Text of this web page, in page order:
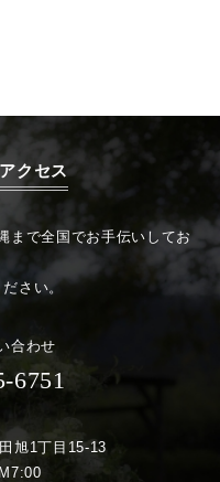
クセス
まで全国でお手伝いしてお
さい。
合わせ
6751
旭1丁目15-13